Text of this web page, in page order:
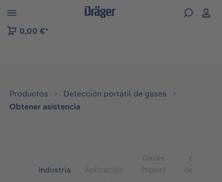
to B2B platform navigation
0,00 €*
Productos
Detección portátil de gases
Obtener asistencia
Industria Aplicación
Gases
(tipos)
canales
del sensor